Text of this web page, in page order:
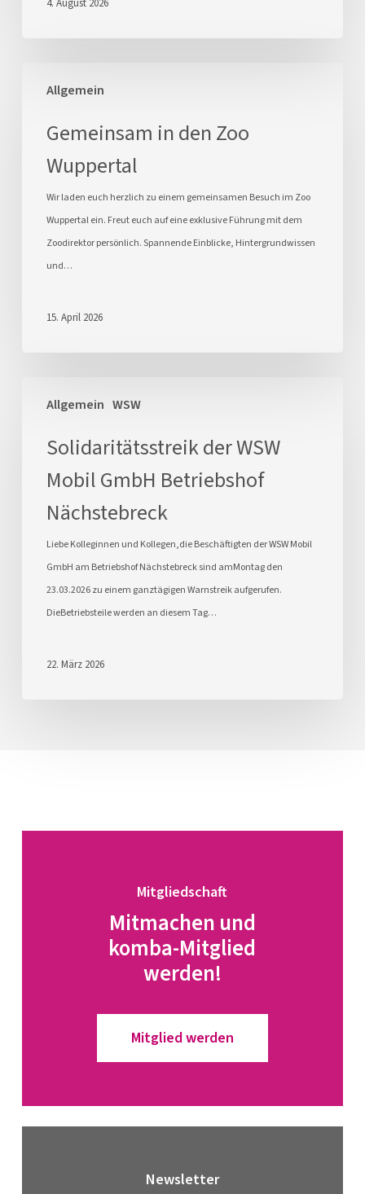
4. August 2026
Allgemein
Wuppertal
Gemeinsam in den Zoo
Wuppertal
Wir laden euch herzlich zu einem gemeinsamen Besuch im Zoo
Wuppertal ein. Freut euch auf eine exklusive Führung mit dem
Zoodirektor persönlich. Spannende Einblicke, Hintergrundwissen
und…
15. April 2026
Allgemein WSW
Mobil
GmbH
Betriebshof
Nächstebreck
Solidaritätsstreik der WSW
Mobil GmbH Betriebshof
Nächstebreck
Liebe Kolleginnen und Kollegen,die Beschäftigten der WSW Mobil
GmbH am Betriebshof Nächstebreck sind amMontag den
23.03.2026 zu einem ganztägigen Warnstreik aufgerufen.
DieBetriebsteile werden an diesem Tag…
22. März 2026
Mitgliedschaft
Mitmachen und
komba-Mitglied
werden!
Mitglied werden
Newsletter